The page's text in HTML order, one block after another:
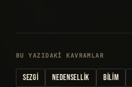
BU YAZIDAKI KAVRAMLAR
SEZGI NEDENSELLIK BILIM